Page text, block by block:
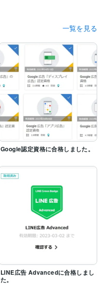
ザ)設定
ー)設定
の実装
の実装
ョン
グ設定
対応
成
一覧を見る
Google認定資格に合格しました。
LINE広告 Advancedに合格しまし
た。